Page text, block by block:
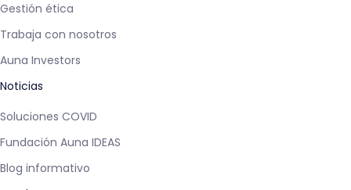
Gestión ética
Trabaja con nosotros
Auna Investors
Noticias
Soluciones COVID
Fundación Auna IDEAS
Blog informativo